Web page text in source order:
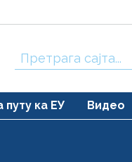
путу ка ЕУ Видео